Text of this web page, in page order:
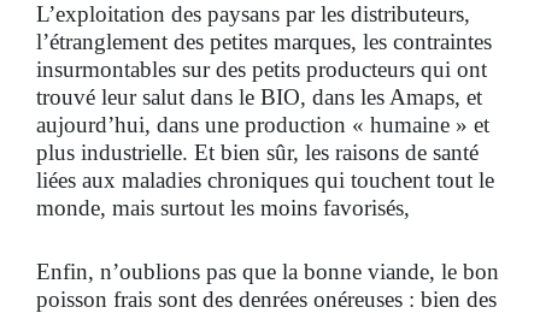
L’exploitation des paysans par les distributeurs,
l’étranglement des petites marques, les contraintes
insurmontables sur des petits producteurs qui ont
trouvé leur salut dans le BIO, dans les Amaps, et
aujourd’hui, dans une production « humaine » et
plus industrielle. Et bien sûr, les raisons de santé
liées aux maladies chroniques qui touchent tout le
monde, mais surtout les moins favorisés,
Enfin, n’oublions pas que la bonne viande, le bon
poisson frais sont des denrées onéreuses : bien des